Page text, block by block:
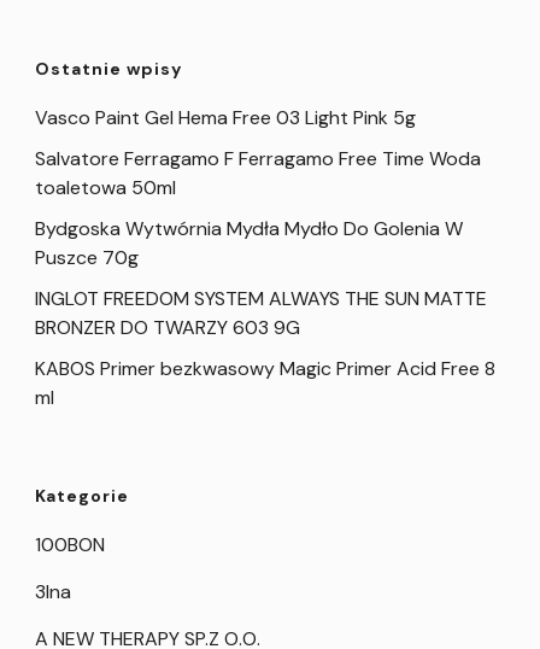
Ostatnie wpisy
Vasco Paint Gel Hema Free 03 Light Pink 5g
Salvatore Ferragamo F Ferragamo Free Time Woda
toaletowa 50ml
Bydgoska Wytwórnia Mydła Mydło Do Golenia W
Puszce 70g
INGLOT FREEDOM SYSTEM ALWAYS THE SUN MATTE
BRONZER DO TWARZY 603 9G
KABOS Primer bezkwasowy Magic Primer Acid Free 8
ml
Kategorie
100BON
3Ina
A NEW THERAPY SP.Z O.O.